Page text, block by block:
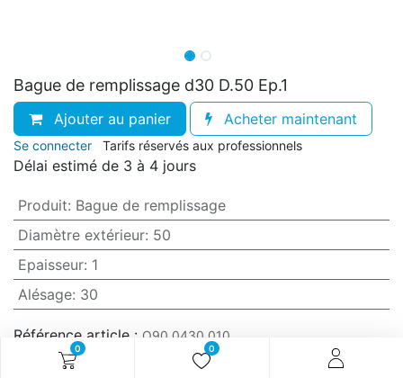
0 0
Bague de remplissage d30 D.50 Ep.1
Ajouter au panier Acheter maintenant
Se connecter Tarifs réservés aux professionnels
Délai estimé de 3 à 4 jours
Produit: Bague de remplissage
Diamètre extérieur: 50
Epaisseur: 1
Alésage: 30
Référence article : O90.0430.010